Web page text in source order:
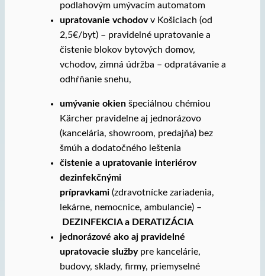
podlahovým umývacím automatom
upratovanie vchodovv Košiciach (od
2,5€/byt) – pravidelné upratovanie a
čistenie blokov bytových domov,
vchodov, zimná údržba – odpratávanie a
odhŕňanie snehu,
umývanie okienšpeciálnou chémiou
Kärcher pravidelne aj jednorázovo
(kancelária, showroom, predajňa) bez
šmúh a dodatočného leštenia
čistenie a upratovanie interiérov
dezinfekčnými
prípravkami(zdravotnícke zariadenia,
lekárne, nemocnice, ambulancie) –
DEZINFEKCIA a DERATIZÁCIA
jednorázové ako aj pravidelné
upratovacie službypre kancelárie,
budovy, sklady, firmy, priemyselné